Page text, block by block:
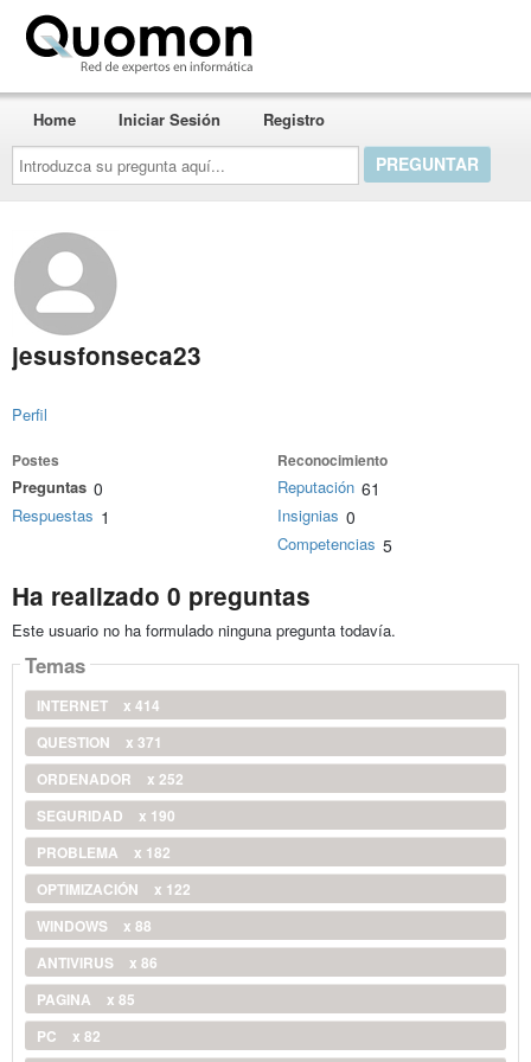
Introduzca
su
pregunta
aquí...
Home Iniciar Sesión Registro
jesusfonseca23
Perfil
Postes
Preguntas 0
Respuestas 1
Reconocimiento
Reputación 61
Insignias 0
Competencias 5
Ha realizado 0 preguntas
Este usuario no ha formulado ninguna pregunta todavía.
Temas
INTERNET
x 414
QUESTION
x 371
ORDENADOR
x 252
SEGURIDAD
x 190
PROBLEMA
x 182
OPTIMIZACIÓN
x 122
WINDOWS
x 88
ANTIVIRUS
x 86
PAGINA
x 85
PC
x 82